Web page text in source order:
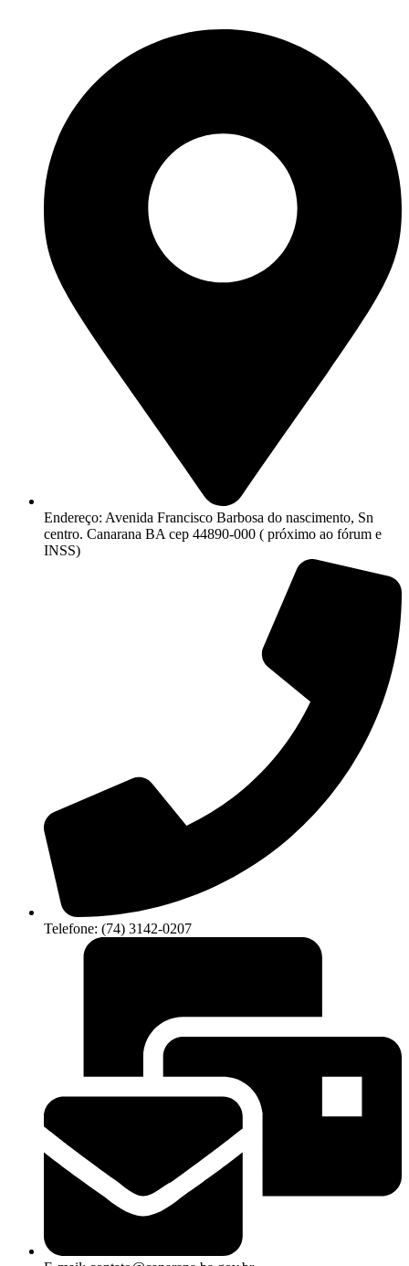
Endereço: Avenida Francisco Barbosa do nascimento, Sn
centro. Canarana BA cep 44890-000 ( próximo ao fórum e
INSS)
Telefone: (74) 3142-0207